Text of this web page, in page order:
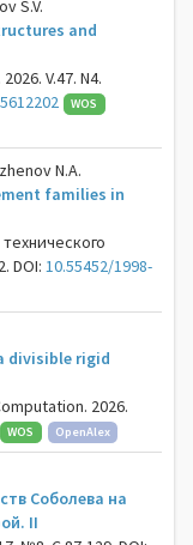
S.V.
and
V.47. N4.
WOS
N.A.
families in
DOI: 10.55452/1998-
divisible rigid
2026.
WOS OpenAlex
Соболева на
II